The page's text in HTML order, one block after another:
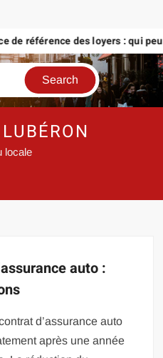
de référence des loyers : qui
locale
auto :
d’assurance auto
après une année